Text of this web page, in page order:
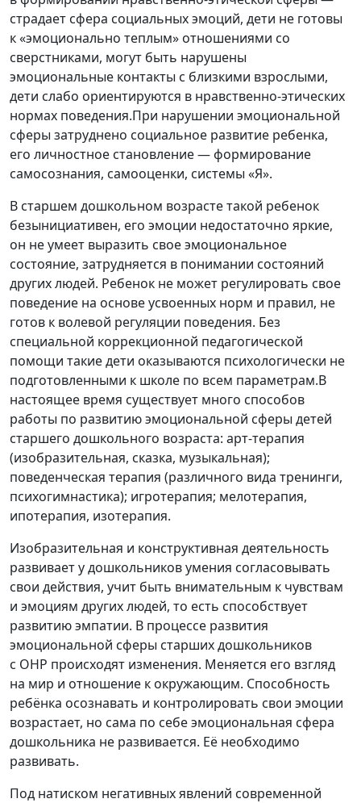
страдает сфера социальных эмоций, дети не готовы
к «эмоционально теплым» отношениями со
сверстниками, могут быть нарушены
эмоциональные контакты с близкими взрослыми,
дети слабо ориентируются в нравственно-этических
нормах поведения.При нарушении эмоциональной
сферы затруднено социальное развитие ребенка,
его личностное становление — формирование
самосознания, самооценки, системы «Я».
В старшем дошкольном возрасте такой ребенок
безынициативен, его эмоции недостаточно яркие,
он не умеет выразить свое эмоциональное
состояние, затрудняется в понимании состояний
других людей. Ребенок не может регулировать свое
поведение на основе усвоенных норм и правил, не
готов к волевой регуляции поведения. Без
специальной коррекционной педагогической
помощи такие дети оказываются психологически не
подготовленными к школе по всем параметрам.В
настоящее время существует много способов
работы по развитию эмоциональной сферы детей
старшего дошкольного возраста: арт-терапия
(изобразительная, сказка, музыкальная);
поведенческая терапия (различного вида тренинги,
психогимнастика); игротерапия; мелотерапия,
ипотерапия, изотерапия.
Изобразительная и конструктивная деятельность
развивает у дошкольников умения согласовывать
свои действия, учит быть внимательным к чувствам
и эмоциям других людей, то есть способствует
развитию эмпатии. В процессе развития
эмоциональной сферы старших дошкольников
с ОНР происходят изменения. Меняется его взгляд
на мир и отношение к окружающим. Способность
ребёнка осознавать и контролировать свои эмоции
возрастает, но сама по себе эмоциональная сфера
дошкольника не развивается. Её необходимо
развивать.
Под натиском негативных явлений современной